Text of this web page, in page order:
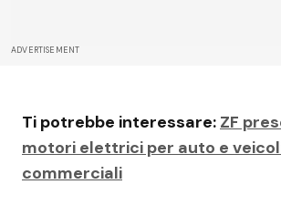
ADVERTISEMENT
Ti potrebbe interessare: ZF
motori elettrici per auto e
commerciali